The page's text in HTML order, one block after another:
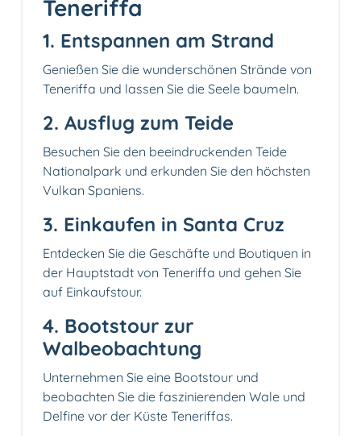
Teneriffa
1.️ Entspannen am Strand
Genießen Sie die wunderschönen Strände von
Teneriffa und lassen Sie die Seele baumeln.
2. Ausflug zum Teide
Besuchen Sie den beeindruckenden Teide
Nationalpark und erkunden Sie den höchsten
Vulkan Spaniens.
3.️ Einkaufen in Santa Cruz
Entdecken Sie die Geschäfte und Boutiquen in
der Hauptstadt von Teneriffa und gehen Sie
auf Einkaufstour.
4. Bootstour zur
Walbeobachtung
Unternehmen Sie eine Bootstour und
beobachten Sie die faszinierenden Wale und
Delfine vor der Küste Teneriffas.